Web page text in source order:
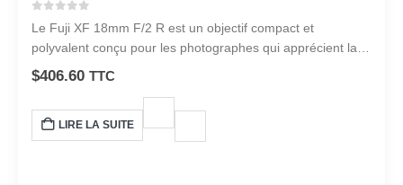
Le Fuji XF 18mm F/2 R est un objectif compact et
polyvalent conçu pour les photographes qui apprécient la
portabilité et la qualité d’image.
$406.60 TTC
LIRE LA SUITE